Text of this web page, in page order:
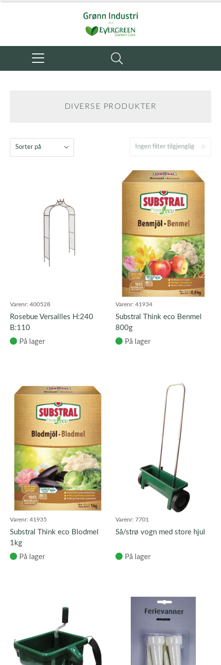
DIVERSE PRODUKTER
Ingen filter tilgjenglig
Sorter på
Varenr: 400528
Rosebue Versailles H:240
B:110
På lager
Varenr: 41934
Substral Think eco Benmel
800g
På lager
Varenr: 41935
Substral Think eco Blodmel
1kg
På lager
Varenr: 7701
Så/strø vogn med store hjul
På lager